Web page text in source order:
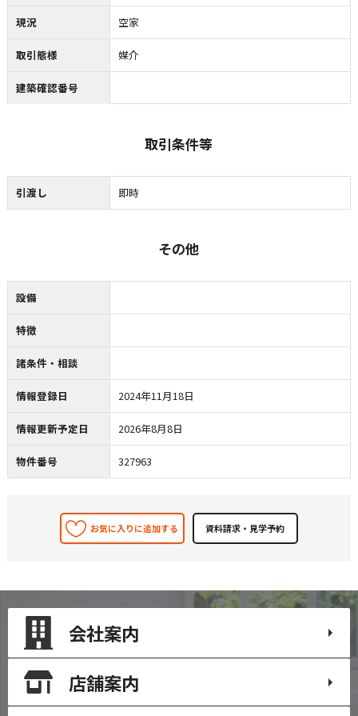
現況 空家
取引態様 媒介
建築確認番号
取引条件等
引渡し 即時
その他
設備
特徴
諸条件・相談
情報登録日 2024年11月18日
情報更新予定日 2026年8月8日
物件番号 327963
お気に入りに追加する
会社案内
店舗案内